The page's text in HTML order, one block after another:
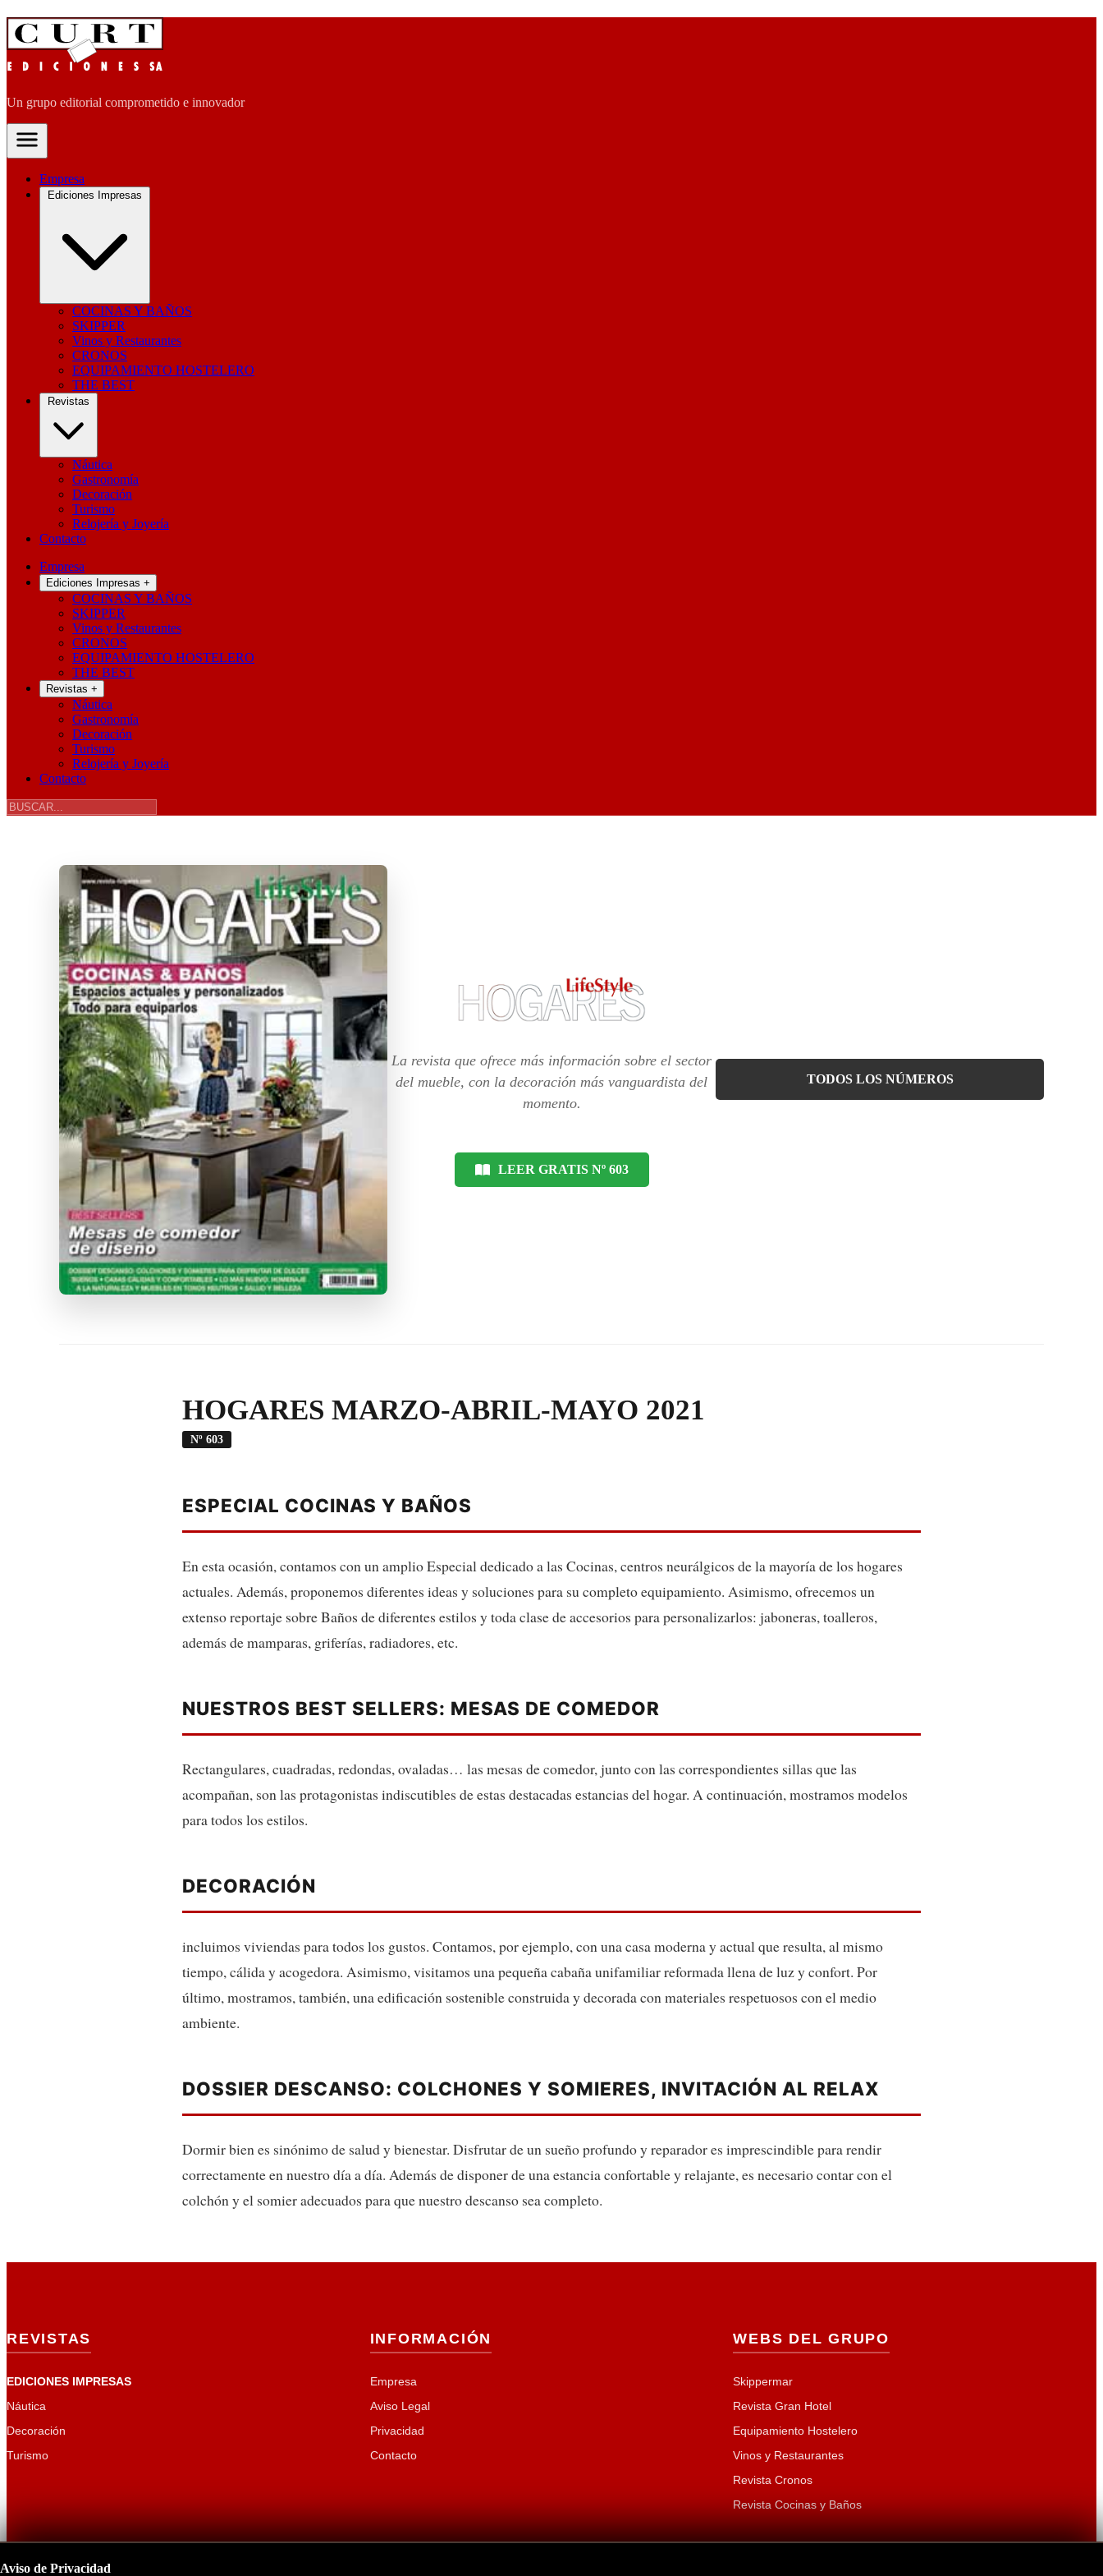
Un grupo editorial comprometido e innovador
Empresa
Ediciones Impresas
COCINAS Y BAÑOS
SKIPPER
Vinos y Restaurantes
CRONOS
EQUIPAMIENTO HOSTELERO
THE BEST
Revistas
Náutica
Gastronomía
Decoración
Turismo
Relojería y Joyería
Contacto
Empresa
Ediciones Impresas +
COCINAS Y BAÑOS
SKIPPER
Vinos y Restaurantes
CRONOS
EQUIPAMIENTO HOSTELERO
THE BEST
Revistas +
Náutica
Gastronomía
Decoración
Turismo
Relojería y Joyería
Contacto
La revista que ofrece más información sobre el sector
del mueble, con la decoración más vanguardista del
momento.
LEER GRATIS Nº 603
TODOS LOS NÚMEROS
HOGARES MARZO-ABRIL-MAYO 2021
Nº 603
ESPECIAL COCINAS Y BAÑOS
En esta ocasión, contamos con un amplio Especial dedicado a las Cocinas, centros neurálgicos de la mayoría de los hogares
actuales. Además, proponemos diferentes ideas y soluciones para su completo equipamiento. Asimismo, ofrecemos un
extenso reportaje sobre Baños de diferentes estilos y toda clase de accesorios para personalizarlos: jaboneras, toalleros,
además de mamparas, griferías, radiadores, etc.
NUESTROS BEST SELLERS: MESAS DE COMEDOR
Rectangulares, cuadradas, redondas, ovaladas… las mesas de comedor, junto con las correspondientes sillas que las
acompañan, son las protagonistas indiscutibles de estas destacadas estancias del hogar. A continuación, mostramos modelos
para todos los estilos.
DECORACIÓN
incluimos viviendas para todos los gustos. Contamos, por ejemplo, con una casa moderna y actual que resulta, al mismo
tiempo, cálida y acogedora. Asimismo, visitamos una pequeña cabaña unifamiliar reformada llena de luz y confort. Por
último, mostramos, también, una edificación sostenible construida y decorada con materiales respetuosos con el medio
ambiente.
DOSSIER DESCANSO: COLCHONES Y SOMIERES, INVITACIÓN AL RELAX
Dormir bien es sinónimo de salud y bienestar. Disfrutar de un sueño profundo y reparador es imprescindible para rendir
correctamente en nuestro día a día. Además de disponer de una estancia confortable y relajante, es necesario contar con el
colchón y el somier adecuados para que nuestro descanso sea completo.
REVISTAS
EDICIONES IMPRESAS
Náutica
Decoración
Turismo
INFORMACIÓN
Empresa
Aviso Legal
Privacidad
Contacto
WEBS DEL GRUPO
Skippermar
Revista Gran Hotel
Equipamiento Hostelero
Vinos y Restaurantes
Revista Cronos
Revista Cocinas y Baños
Aviso de Privacidad